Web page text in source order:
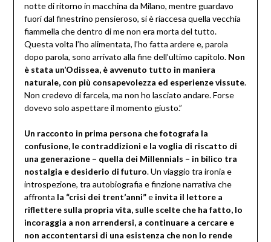
notte di ritorno in macchina da Milano, mentre guardavo
fuori dal finestrino pensieroso, si è riaccesa quella vecchia
fiammella che dentro di me non era morta del tutto.
Questa volta l’ho alimentata, l’ho fatta ardere e, parola
dopo parola, sono arrivato alla fine dell’ultimo capitolo. Non
è stata un’Odissea, è avvenuto tutto in maniera
naturale, con più consapevolezza ed esperienze vissute.
Non credevo di farcela, ma non ho lasciato andare. Forse
dovevo solo aspettare il momento giusto.”
Un racconto in prima persona che fotografa la
confusione, le contraddizioni e la voglia di riscatto di
una generazione – quella dei Millennials – in bilico tra
nostalgia e desiderio di futuro. Un viaggio tra ironia e
introspezione, tra autobiografia e finzione narrativa che
affronta la “crisi dei trent’anni”e invita il lettore a
riflettere sulla propria vita, sulle scelte che ha fatto, lo
incoraggia a non arrendersi, a continuare a cercare e
non accontentarsi di una esistenza che non lo rende